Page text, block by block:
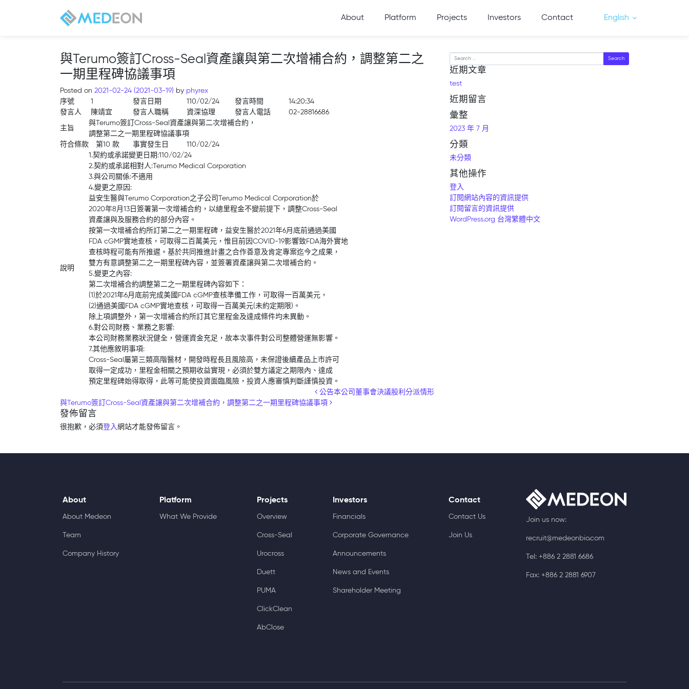
About Platform Projects Investors Contact English
與Terumo簽訂Cross-Seal資產讓與第二次增補合約，調整第二之
一期里程碑協議事項
Posted on 2021-02-24 (2021-03-19) by phyrex
序號
1 發言日期 110/02/24 發言時間
14:20:34
發言人
陳靖宜 發言人職稱 資深協理 發言人電話 02-28816686
主旨
與Terumo簽訂Cross-Seal資產讓與第二次增補合約，
調整第二之一期里程碑協議事項
符合條款 第10 款 事實發生日 110/02/24
說明
1.契約或承諾變更日期:110/02/24
2.契約或承諾相對人:Terumo Medical Corporation
3.與公司關係:不適用
4.變更之原因:
益安生醫與Terumo Corporation之子公司Terumo Medical Corporation於
2020年8月13日簽署第一次增補合約，以總里程金不變前提下，調整Cross-Seal
資產讓與及服務合約的部分內容。
按第一次增補合約所訂第二之一期里程碑，益安生醫於2021年6月底前通過美國
FDA cGMP實地查核，可取得二百萬美元，惟目前因COVID-19影響致FDA海外實地
查核時程可能有所推遲。基於共同推進計畫之合作善意及肯定專案迄今之成果，
雙方有意調整第二之一期里程碑內容，並簽署資產讓與第二次增補合約。
5.變更之內容:
第二次增補合約調整第二之一期里程碑內容如下：
(1)於2021年6月底前完成美國FDA cGMP查核準備工作，可取得一百萬美元，
(2)通過美國FDA cGMP實地查核，可取得一百萬美元(未約定期限)。
除上項調整外，第一次增補合約所訂其它里程金及達成條件均未異動。
6.對公司財務、業務之影響:
本公司財務業務狀況健全，營運資金充足，故本次事件對公司整體營運無影響。
7.其他應敘明事項:
Cross-Seal屬第三類高階醫材，開發時程長且風險高，未保證後續產品上市許可
取得一定成功，里程金相關之預期收益實現，必須於雙方議定之期限內、達成
預定里程碑始得取得，此等可能使投資面臨風險，投資人應審慎判斷謹慎投資。
公告本公司董事會決議股利分派情形
與Terumo簽訂Cross-Seal資產讓與第二次增補合約，調整第二之一期里程碑協議事項
發佈留言
很抱歉，必須登入網站才能發佈留言。
Search
近期文章
test
近期留言
彙整
2023 年 7 月
分類
未分類
其他操作
登入
訂閱網站內容的資訊提供
訂閱留言的資訊提供
WordPress.org 台灣繁體中文
About
About Medeon
Team
Company History
Platform
What We Provide
Projects
Overview
Cross-Seal
Urocross
Duett
PUMA
ClickClean
AbClose
Investors
Financials
Corporate Governance
Announcements
News and Events
Shareholder Meeting
Contact
Contact Us
Join Us
Join us now:
recruit@medeonbio.com
Tel: +886 2 2881 6686
Fax: +886 2 2881 6907